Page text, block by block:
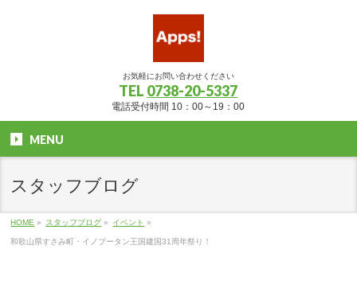
お気軽にお問い合わせください
TEL 0738-20-5337
電話受付時間 10：00～19：00
MENU
スタッフブログ
HOME » スタッフブログ » イベント »
和歌山県すさみ町・イノブータン王国建国31周年祭り！